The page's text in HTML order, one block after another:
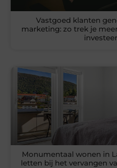
Vastgoed klanten
marketing: zo trek je
Monumentaal wonen in
letten bij het vervangen